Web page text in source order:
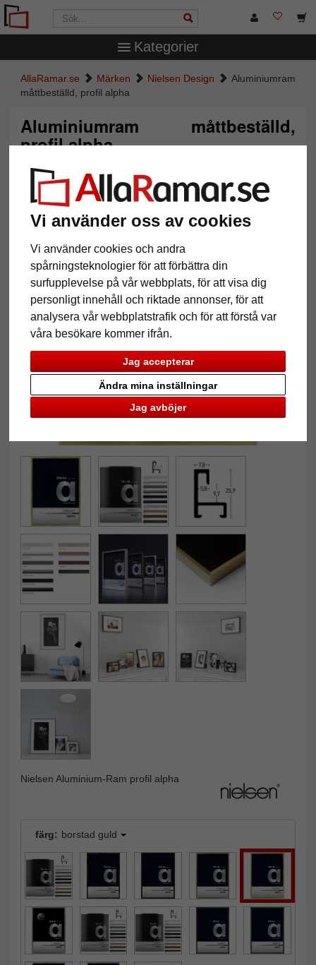
Vi använder oss av cookies
Vi använder cookies och andra
spårningsteknologier för att förbättra din
surfupplevelse på vår webbplats, för att visa dig
personligt innehåll och riktade annonser, för att
analysera vår webbplatstrafik och för att förstå var
våra besökare kommer ifrån.
Jag accepterar
Jag avböjer
Ändra mina inställningar
Kategorier
AllaRamar.se Märken Nielsen Design
Aluminiumram
måttbeställd, profil alpha
Aluminiumram måttbeställd,
profil alpha
Tillbaka
Nielsen Aluminium-Ram profil alpha
färg: borstad guld